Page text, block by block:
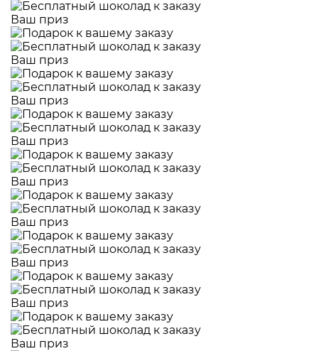
Ваш приз
Ваш приз
Ваш приз
Ваш приз
Ваш приз
Ваш приз
Ваш приз
Ваш приз
Ваш приз